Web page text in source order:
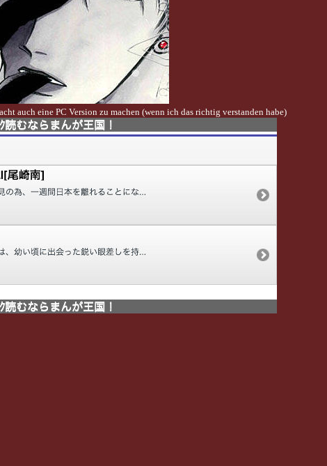
auch eine PC Version zu machen (wenn ich das richtig verstanden habe)